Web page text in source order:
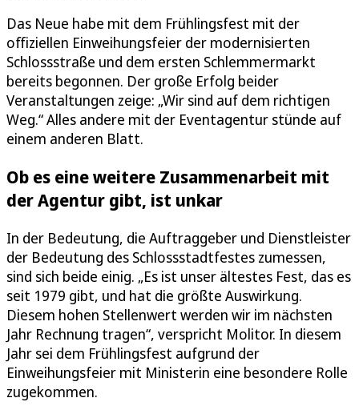
Das Neue habe mit dem Frühlingsfest mit der
offiziellen Einweihungsfeier der modernisierten
Schlossstraße und dem ersten Schlemmermarkt
bereits begonnen. Der große Erfolg beider
Veranstaltungen zeige: „Wir sind auf dem richtigen
Weg.“ Alles andere mit der Eventagentur stünde auf
einem anderen Blatt.
Ob es eine weitere Zusammenarbeit mit
der Agentur gibt, ist unkar
In der Bedeutung, die Auftraggeber und Dienstleister
der Bedeutung des Schlossstadtfestes zumessen,
sind sich beide einig. „Es ist unser ältestes Fest, das es
seit 1979 gibt, und hat die größte Auswirkung.
Diesem hohen Stellenwert werden wir im nächsten
Jahr Rechnung tragen“, verspricht Molitor. In diesem
Jahr sei dem Frühlingsfest aufgrund der
Einweihungsfeier mit Ministerin eine besondere Rolle
zugekommen.